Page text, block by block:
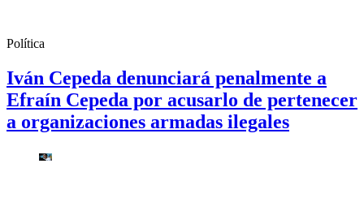
Política
Iván Cepeda denunciará penalmente a
Efraín Cepeda por acusarlo de pertenecer
a organizaciones armadas ilegales